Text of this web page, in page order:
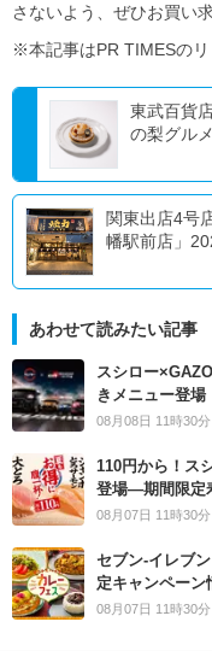
さないよう、ぜひお買い
※本記事はPR TIMESのリ
東武百貨
の梨グル
関東出店4号
幡駅前店」
あわせて読みたい記事
スシロー
きメニュー登場
08月08日 11時30分
110円から！ス
登場―期間限定
08月07日 11時30分
セブン‐イレブ
定キャンペーン
08月07日 11時30分